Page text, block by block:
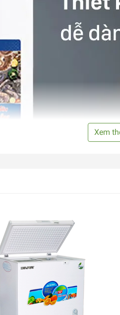
trữ thực phẩm
hợp cho những không gian
Xem